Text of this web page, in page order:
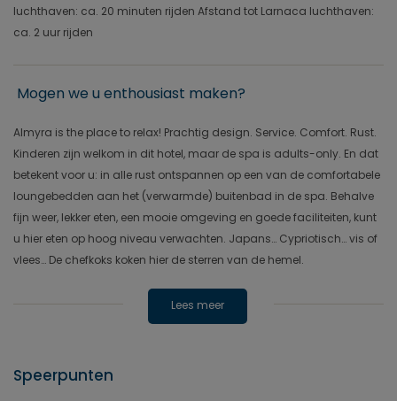
luchthaven: ca. 20 minuten rijden Afstand tot Larnaca luchthaven:
ca. 2 uur rijden
Mogen we u enthousiast maken?
Almyra is the place to relax! Prachtig design. Service. Comfort. Rust.
Kinderen zijn welkom in dit hotel, maar de spa is adults-only. En dat
betekent voor u: in alle rust ontspannen op een van de comfortabele
loungebedden aan het (verwarmde) buitenbad in de spa. Behalve
fijn weer, lekker eten, een mooie omgeving en goede faciliteiten, kunt
u hier eten op hoog niveau verwachten. Japans… Cypriotisch… vis of
vlees… De chefkoks koken hier de sterren van de hemel.
Lees meer
Speerpunten